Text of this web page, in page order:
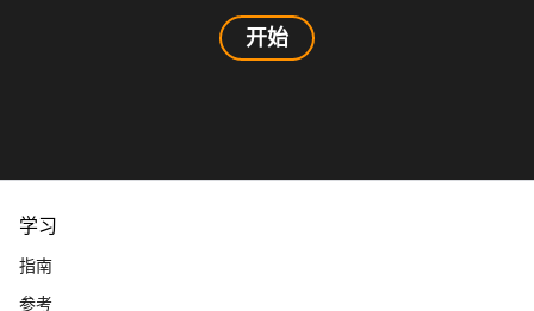
开始
学习
指南
参考